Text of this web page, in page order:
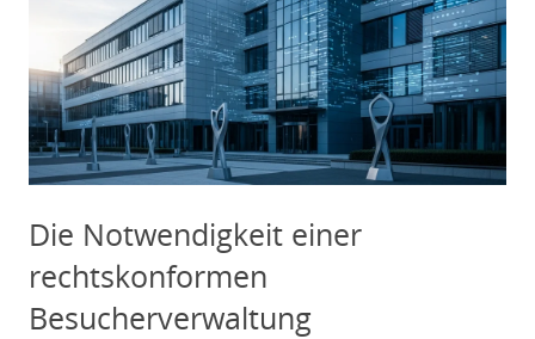
Die Notwendigkeit einer
rechtskonformen
Besucherverwaltung